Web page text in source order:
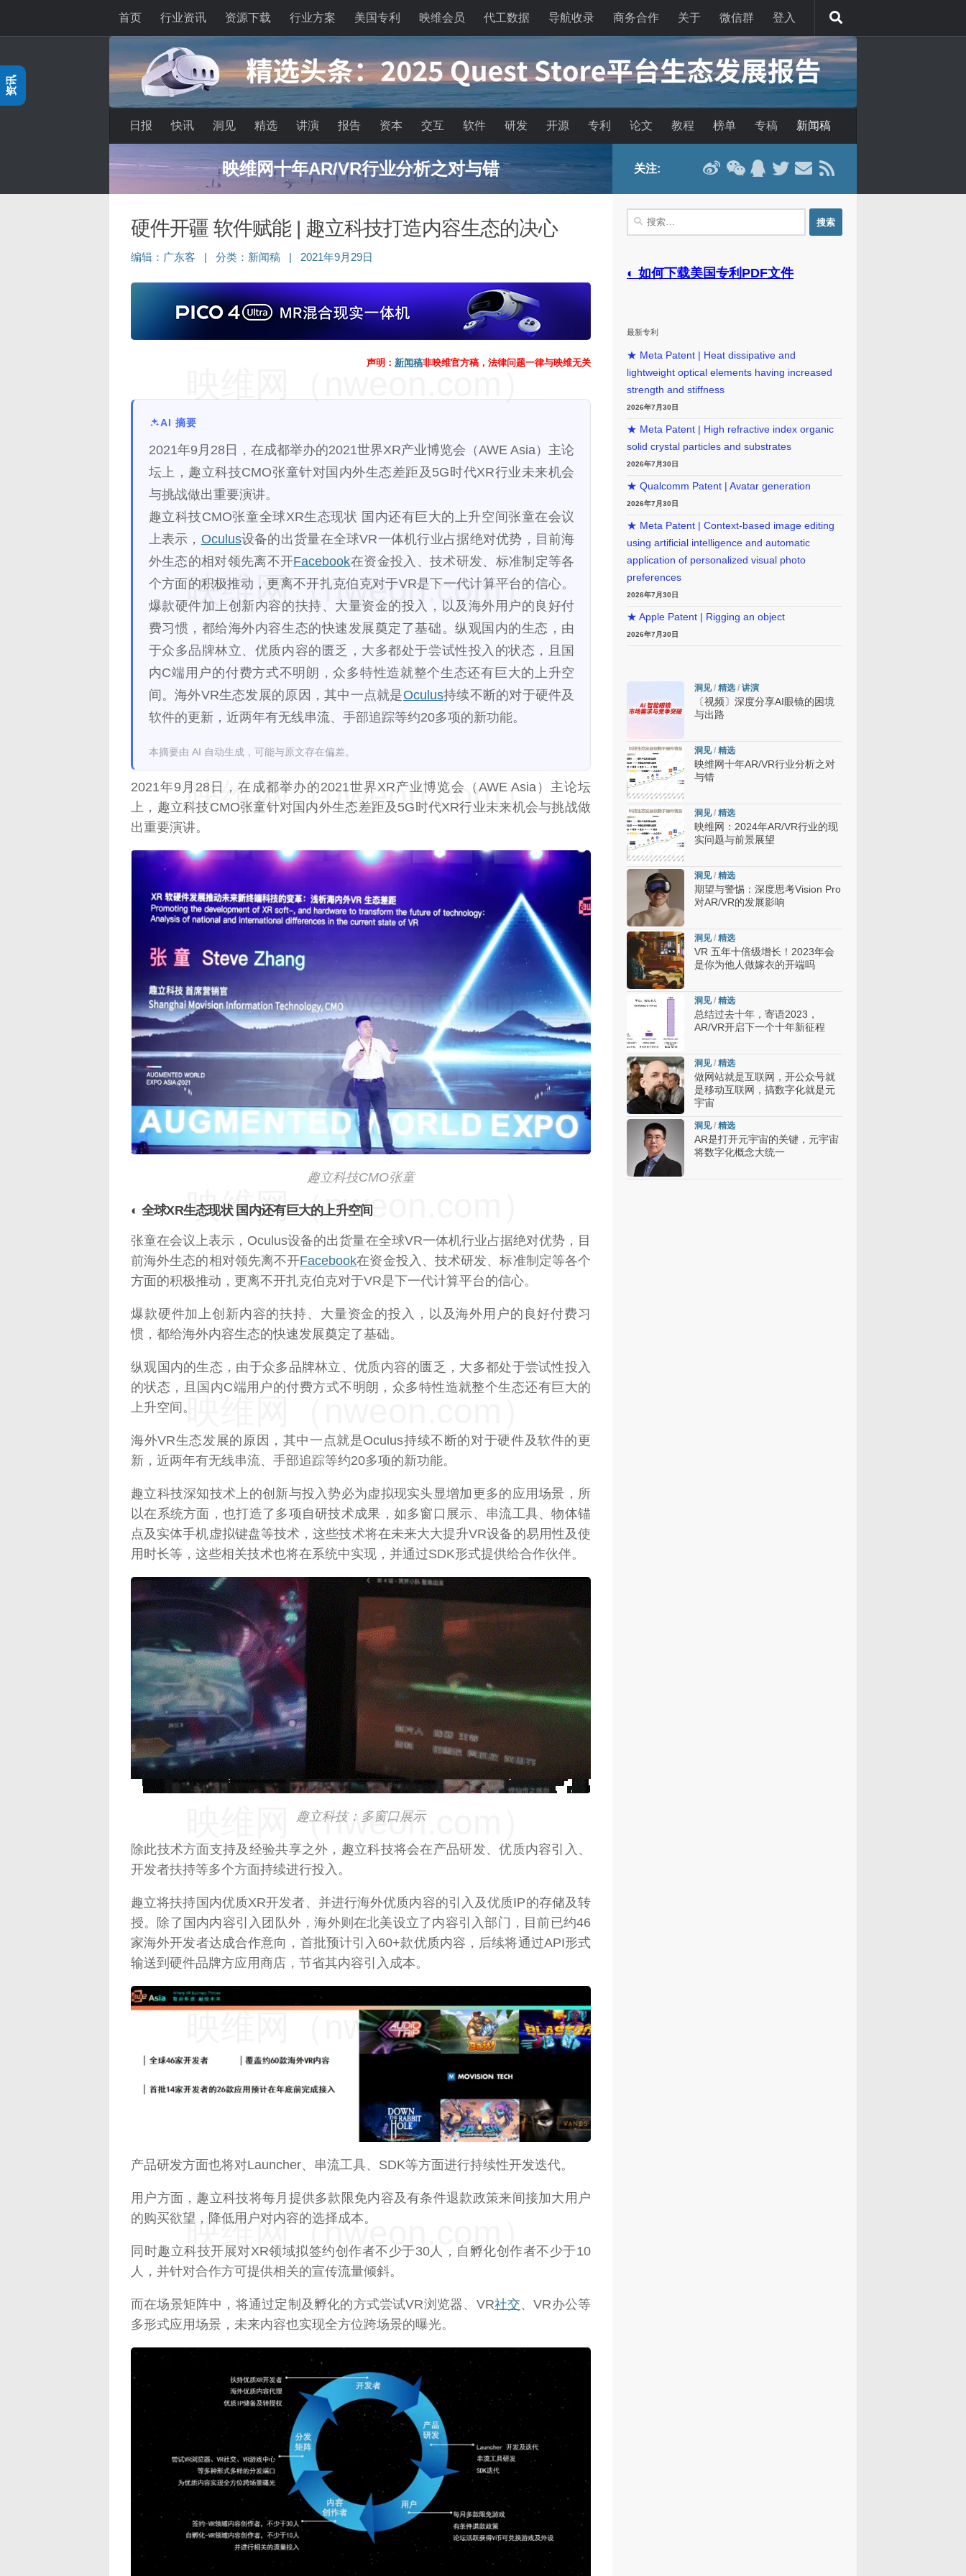
首页 行业资讯 资源下载 行业方案 美国专利 映维会员 代工数据 导航收录 商务合作 关于 微信群 登入
日报 快讯 洞见 精选 讲演 报告 资本 交互 软件 研发 开源 专利 论文 教程 榜单 专稿 新闻稿
映维网十年AR/VR行业分析之对与错
硬件开疆 软件赋能 | 趣立科技打造内容生态的决心
编辑： 广东客 分类： 新闻稿 2021年9月29日
声明： 新闻稿非映维官方稿，法律问题一律与映维无关
AI 摘要
2021年9月28日，在成都举办的2021世界XR产业博览会（AWE Asia）主论
坛上，趣立科技CMO张童针对国内外生态差距及5G时代XR行业未来机会
与挑战做出重要演讲。
趣立科技CMO张童全球XR生态现状 国内还有巨大的上升空间张童在会议
上表示， Oculus设备的出货量在全球VR一体机行业占据绝对优势，目前海
外生态的相对领先离不开Facebook在资金投入、技术研发、标准制定等各
个方面的积极推动，更离不开扎克伯克对于VR是下一代计算平台的信心。
爆款硬件加上创新内容的扶持、大量资金的投入，以及海外用户的良好付
费习惯，都给海外内容生态的快速发展奠定了基础。纵观国内的生态，由
于众多品牌林立、优质内容的匮乏，大多都处于尝试性投入的状态，且国
内C端用户的付费方式不明朗，众多特性造就整个生态还有巨大的上升空
间。海外VR生态发展的原因，其中一点就是Oculus持续不断的对于硬件及
软件的更新，近两年有无线串流、手部追踪等约20多项的新功能。
本摘要由 AI 自动生成，可能与原文存在偏差。
2021年9月28日，在成都举办的2021世界XR产业博览会（AWE Asia）主论坛
上，趣立科技CMO张童针对国内外生态差距及5G时代XR行业未来机会与挑战做
出重要演讲。
趣立科技CMO张童
◐ 全球XR生态现状 国内还有巨大的上升空间
张童在会议上表示，Oculus设备的出货量在全球VR一体机行业占据绝对优势，目
前海外生态的相对领先离不开Facebook在资金投入、技术研发、标准制定等各个
方面的积极推动，更离不开扎克伯克对于VR是下一代计算平台的信心。
爆款硬件加上创新内容的扶持、大量资金的投入，以及海外用户的良好付费习
惯，都给海外内容生态的快速发展奠定了基础。
纵观国内的生态，由于众多品牌林立、优质内容的匮乏，大多都处于尝试性投入
的状态，且国内C端用户的付费方式不明朗，众多特性造就整个生态还有巨大的
上升空间。
海外VR生态发展的原因，其中一点就是Oculus持续不断的对于硬件及软件的更
新，近两年有无线串流、手部追踪等约20多项的新功能。
趣立科技深知技术上的创新与投入势必为虚拟现实头显增加更多的应用场景，所
以在系统方面，也打造了多项自研技术成果，如多窗口展示、串流工具、物体锚
点及实体手机虚拟键盘等技术，这些技术将在未来大大提升VR设备的易用性及使
用时长等，这些相关技术也将在系统中实现，并通过SDK形式提供给合作伙伴。
趣立科技：多窗口展示
除此技术方面支持及经验共享之外，趣立科技将会在产品研发、优质内容引入、
开发者扶持等多个方面持续进行投入。
趣立将扶持国内优质XR开发者、并进行海外优质内容的引入及优质IP的存储及转
授。除了国内内容引入团队外，海外则在北美设立了内容引入部门，目前已约46
家海外开发者达成合作意向，首批预计引入60+款优质内容，后续将通过API形式
输送到硬件品牌方应用商店，节省其内容引入成本。
产品研发方面也将对Launcher、串流工具、SDK等方面进行持续性开发迭代。
用户方面，趣立科技将每月提供多款限免内容及有条件退款政策来间接加大用户
的购买欲望，降低用户对内容的选择成本。
同时趣立科技开展对XR领域拟签约创作者不少于30人，自孵化创作者不少于10
人，并针对合作方可提供相关的宣传流量倾斜。
而在场景矩阵中，将通过定制及孵化的方式尝试VR浏览器、VR社交、VR办公等
多形式应用场景，未来内容也实现全方位跨场景的曝光。
映维网（nweon.com）
映维网（nweon.com）
映维网（nweon.com）
映维网（nweon.com）
映维网（nweon.com）
映维网（nweon.com）
映维网（nweon.com）
映维网（nweon.com）
映维网（nweon.com）
映维网（nweon.com）
关注:
搜
索：
◐ 如何下载美国专利PDF文件
最新专利
★ Meta Patent | Heat dissipative and
lightweight optical elements having increased
strength and stiffness
2026年7月30日
★ Meta Patent | High refractive index organic
solid crystal particles and substrates
2026年7月30日
★ Qualcomm Patent | Avatar generation
2026年7月30日
★ Meta Patent | Context-based image editing
using artificial intelligence and automatic
application of personalized visual photo
preferences
2026年7月30日
★ Apple Patent | Rigging an object
2026年7月30日
洞见/ 精选 / 讲演
〔视频〕深度分享AI眼镜的困境
与出路
洞见/ 精选
映维网十年AR/VR行业分析之对
与错
洞见/ 精选
映维网：2024年AR/VR行业的现
实问题与前景展望
洞见/ 精选
期望与警惕：深度思考Vision Pro
对AR/VR的发展影响
洞见/ 精选
VR 五年十倍级增长！2023年会
是你为他人做嫁衣的开端吗
洞见/ 精选
总结过去十年，寄语2023，
AR/VR开启下一个十年新征程
洞见/ 精选
做网站就是互联网，开公众号就
是移动互联网，搞数字化就是元
宇宙
洞见/ 精选
AR是打开元宇宙的关键，元宇宙
将数字化概念大统一
资讯